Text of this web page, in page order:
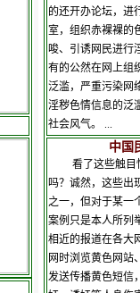
的还开办论坛，进
室，组织赤裸裸的
唆、引诱网民进行
有的公然在网上组
泛滥，严重污染网
淫秽色情信息的泛
社会风气。 ...
中国民众
看了这些触目惊
吗？诚然，这些出
之一，但对于某一
案例只是本人所列
相近的报道在各大
网时浏览黄色网站
发送传播黄色短信